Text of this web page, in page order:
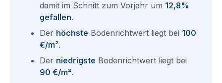
damit im Schnitt zum Vorjahr um 12,8%
gefallen.
Der höchste Bodenrichtwert liegt bei 100
€/m².
Der niedrigste Bodenrichtwert liegt bei
90 €/m².